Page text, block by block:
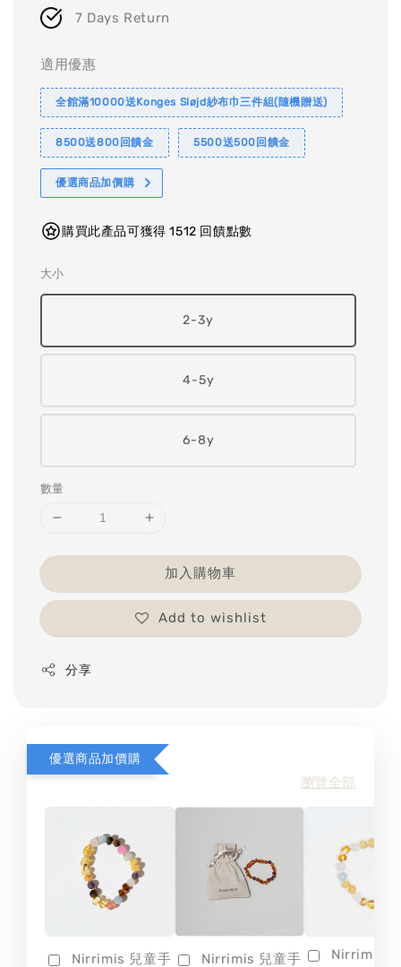
7 Days Return
適用優惠
全館滿10000送Konges Sløjd紗布巾三件組(隨機贈送)
8500送800回饋金 5500送500回饋金
優選商品加價購
購買此產品可獲得 1512 回饋點數
大小
2-3y
4-5y
6-8y
數量
加入購物車
Add to wishlist
分享
優選商品加價購
瀏覽全部
Nirrimis 兒童手 Nirrimis 兒童手
Nirrimis